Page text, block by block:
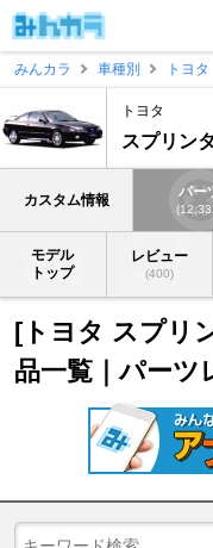
みんカラ
車種別 トヨタ
トヨタ
スプリン
カスタム情報 パー
モデル
トップ
レビュー
(400)
[トヨタ スプリ
品一覧｜パーツ